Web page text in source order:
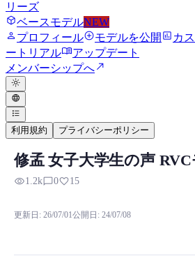
リーズ
deployed_codeベースモデルNEW
person プロフィールadd_circleモデルを公開 assessment カ
ートリアルmenu_bookアップデート
メンバーシップへnorth_east
light_mode
language
format_list_bulleted
利用規約 プライバシーポリシー
RVC RVCボイスモデル
このモデルは、公開されているオン
修孟 女子大学生の声
visibility1.2kchat_bubble_outline0favorite15
更新日 : 26/07/01公開日 : 24/07/08